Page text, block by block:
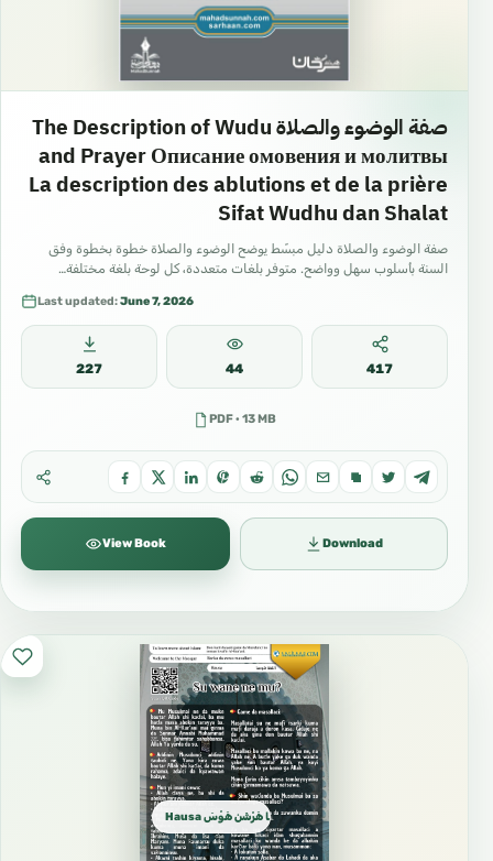
صفة الوضوء والصلاة The Description of Wudu
and Prayer Описание омовения и молитвы
La description des ablutions et de la prière
Sifat Wudhu dan Shalat
صفة الوضوء والصلاة دليل مبسّط يوضح الوضوء والصلاة خطوة بخطوة وفق
السنة بأسلوب سهل وواضح. متوفر بلغات متعددة، كل لوحة بلغة مختلفة…
Last updated:June 7, 2026
227 44 417
PDF · 13 MB
View Book Download
Hausa الهـوسـا هَرْشَن هَوْسَ